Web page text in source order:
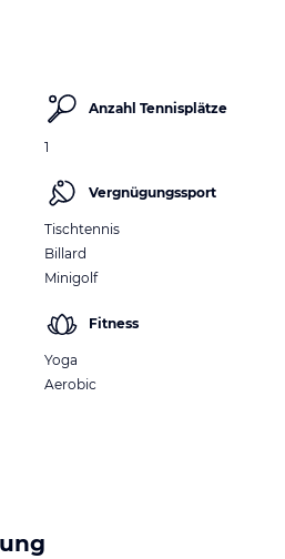
Anzahl Tennisplätze
1
Vergnügungssport
Tischtennis
Billard
Minigolf
Fitness
Yoga
Aerobic